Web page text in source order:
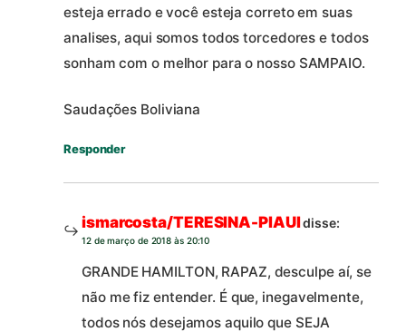
esteja errado e você esteja correto em suas
analises, aqui somos todos torcedores e todos
sonham com o melhor para o nosso SAMPAIO.
Saudações Boliviana
Responder
ismarcosta/TERESINA-PIAUIdisse:
12 de março de 2018 às 20:10
GRANDE HAMILTON, RAPAZ, desculpe aí, se
não me fiz entender. É que, inegavelmente,
todos nós desejamos aquilo que SEJA